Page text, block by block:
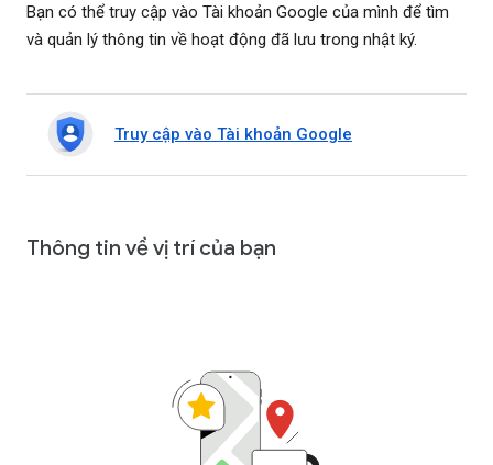
Bạn có thể truy cập vào Tài khoản Google của mình để tìm
và quản lý thông tin về hoạt động đã lưu trong nhật ký.
Truy cập vào Tài khoản Google
Thông tin về vị trí của bạn